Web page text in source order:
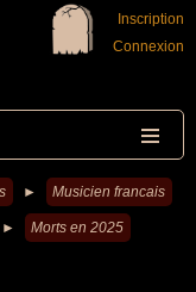
Inscription
Connexion
► Musicien francais
► Morts en 2025